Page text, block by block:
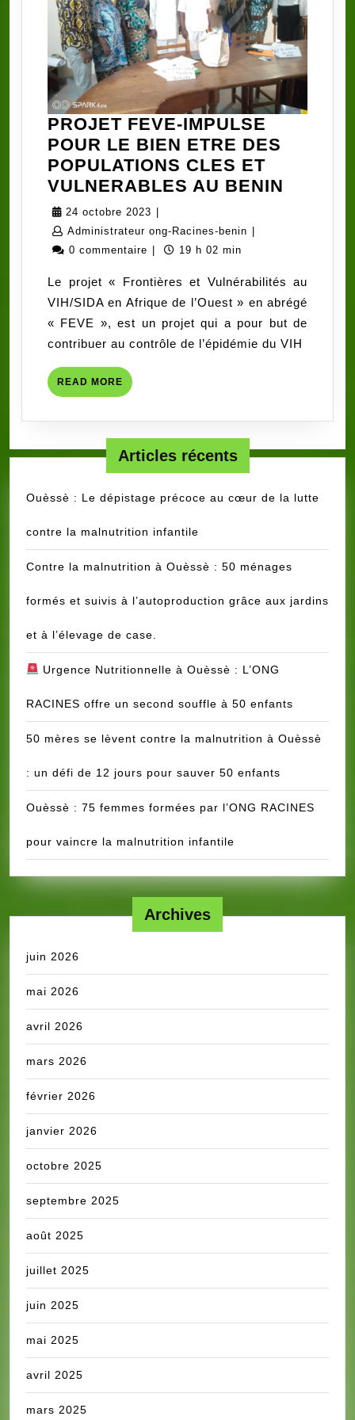
PROJET FEVE-IMPULSE
POUR LE BIEN ETRE DES
POPULATIONS CLES ET
VULNERABLES AU BENIN
BIEN
ETRE
DES
BENIN
24 octobre 2023 24
octobre
2023
Administrateur ong-Racines-benin Administrateur
benin
0 commentaire
19 h 02 min
Le projet « Frontières et Vulnérabilités au
VIH/SIDA en Afrique de l’Ouest » en abrégé
« FEVE », est un projet qui a pour but de
contribuer au contrôle de l’épidémie du VIH
READ MORE READ
MORE
Articles récents
Ouèssè : Le dépistage précoce au cœur de la lutte
contre la malnutrition infantile
Contre la malnutrition à Ouèssè : 50 ménages
formés et suivis à l’autoproduction grâce aux jardins
et à l’élevage de case.
Urgence Nutritionnelle à Ouèssè : L’ONG
RACINES offre un second souffle à 50 enfants
50 mères se lèvent contre la malnutrition à Ouèssè
: un défi de 12 jours pour sauver 50 enfants
Ouèssè : 75 femmes formées par l’ONG RACINES
pour vaincre la malnutrition infantile
Archives
juin 2026
mai 2026
avril 2026
mars 2026
février 2026
janvier 2026
octobre 2025
septembre 2025
août 2025
juillet 2025
juin 2025
mai 2025
avril 2025
mars 2025